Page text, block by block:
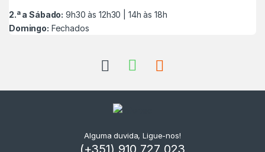
2.ª a Sábado: 9h30 às 12h30 | 14h às 18h
Domingo: Fechados
Alguma duvida, Ligue-nos!
(+351) 910 727 023